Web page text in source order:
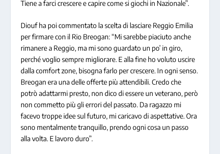
Tiene a farci crescere e capire come si giochi in Nazionale”.
Diouf ha poi commentato la scelta di lasciare Reggio Emilia
per firmare con il Rio Breogan: “Mi sarebbe piaciuto anche
rimanere a Reggio, ma mi sono guardato un po’ in giro,
perché voglio sempre migliorare. E alla fine ho voluto uscire
dalla comfort zone, bisogna farlo per crescere. In ogni senso.
Breogan era una delle offerte più attendibili. Credo che
potrò adattarmi presto, non dico di essere un veterano, però
non commetto più gli errori del passato. Da ragazzo mi
facevo troppe idee sul futuro, mi caricavo di aspettative. Ora
sono mentalmente tranquillo, prendo ogni cosa un passo
alla volta. E lavoro duro”.